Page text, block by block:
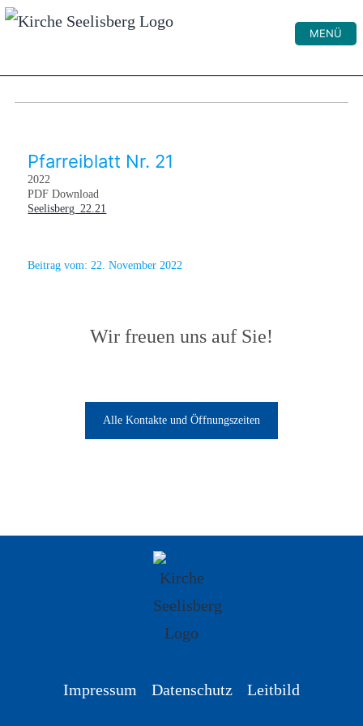
MENÜ
Pfarreiblatt Nr. 21
2022
PDF Download
Seelisberg_22.21
Beitrag vom:22. November 2022
Wir freuen uns auf Sie!
Alle Kontakte und Öffnungszeiten
Impressum Datenschutz Leitbild